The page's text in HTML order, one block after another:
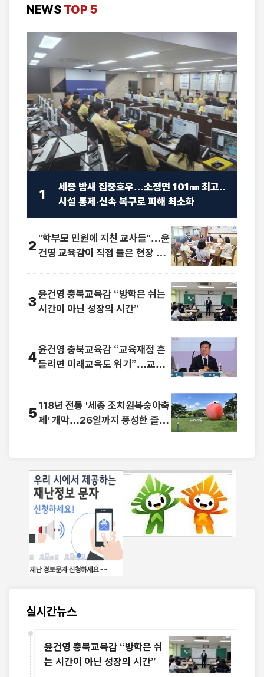
NEWS TOP 5
1
세종 밤새 집중호우…소정면 101㎜ 최고..
시설 통제·신속 복구로 피해 최소화
2 "학부모 민원에 지친 교사들"…윤
건영 교육감이 직접 들은 현장 목
3 윤건영 충북교육감 “방학은 쉬는
시간이 아닌 성장의 시간”
4윤건영 충북교육감 “교육재정 흔
들리면 미래교육도 위기”…교부
5 118년 전통 '세종 조치원복숭아축
제' 개막…26일까지 풍성한 즐길
실시간뉴스
윤건영 충북교육감 “방학은 쉬
는 시간이 아닌 성장의 시간”